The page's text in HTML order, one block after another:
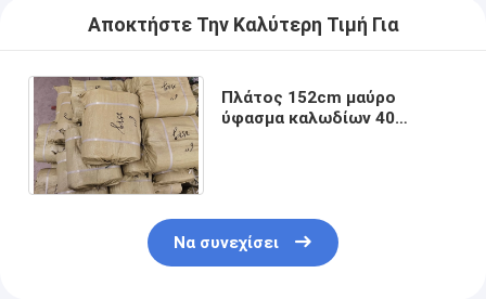
Αποκτήστε Την Καλύτερη Τιμή Για
Πλάτος 152cm μαύρο
ύφασμα καλωδίων 40
Να συνεχίσει